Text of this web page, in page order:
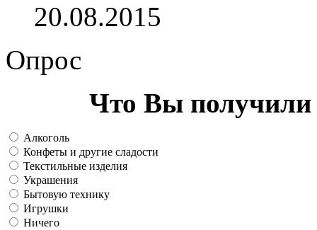
20.08.2015
Опрос
Что Вы получили
Алкоголь
Конфеты и другие сладости
Текстильные изделия
Украшения
Бытовую технику
Игрушки
Ничего